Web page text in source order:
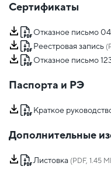
Сертификаты
Отказное письмо
Реестровая запись
Отказное письмо
Паспорта и РЭ
Краткое
Дополнительные
Листовка (PDF, 1.45